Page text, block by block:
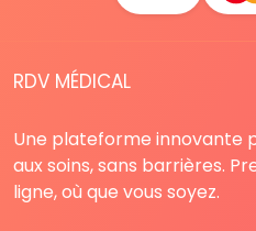
RDV MÉDICAL
Une plateforme innovante
aux soins, sans barrières.
ligne, où que vous soyez.